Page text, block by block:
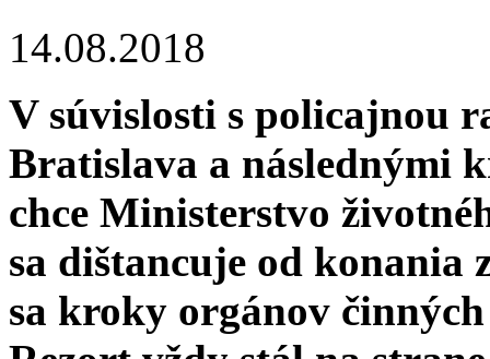
14.08.2018
V súvislosti s policajnou
Bratislava a následnými
chce Ministerstvo
sa dištancuje od konania
sa kroky orgánov